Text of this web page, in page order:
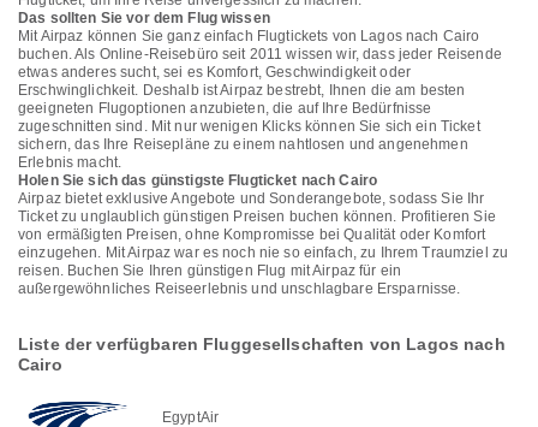
Das sollten Sie vor dem Flug wissen
Mit Airpaz können Sie ganz einfach Flugtickets von Lagos nach Cairo
buchen. Als Online-Reisebüro seit 2011 wissen wir, dass jeder Reisende
etwas anderes sucht, sei es Komfort, Geschwindigkeit oder
Erschwinglichkeit. Deshalb ist Airpaz bestrebt, Ihnen die am besten
geeigneten Flugoptionen anzubieten, die auf Ihre Bedürfnisse
zugeschnitten sind. Mit nur wenigen Klicks können Sie sich ein Ticket
sichern, das Ihre Reisepläne zu einem nahtlosen und angenehmen
Erlebnis macht.
Holen Sie sich das günstigste Flugticket nach Cairo
Airpaz bietet exklusive Angebote und Sonderangebote, sodass Sie Ihr
Ticket zu unglaublich günstigen Preisen buchen können. Profitieren Sie
von ermäßigten Preisen, ohne Kompromisse bei Qualität oder Komfort
einzugehen. Mit Airpaz war es noch nie so einfach, zu Ihrem Traumziel zu
reisen. Buchen Sie Ihren günstigen Flug mit Airpaz für ein
außergewöhnliches Reiseerlebnis und unschlagbare Ersparnisse.
Liste der verfügbaren Fluggesellschaften von Lagos nach
Cairo
EgyptAir